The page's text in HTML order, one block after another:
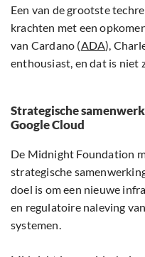
Een van de grootste
krachten met een
van Cardano (ADA),
enthousiast, en dat is niet
Strategische
Google Cloud
De Midnight Foundation
strategische
doel is om een nieuwe
en regulatoire naleving
systemen.